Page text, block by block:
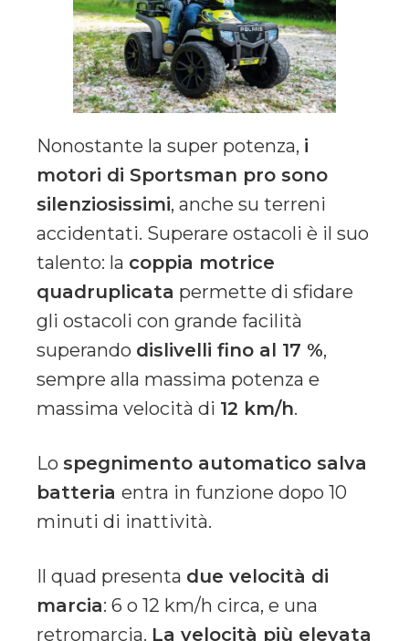
Nonostante la super potenza, i
motori di Sportsman pro sono
silenziosissimi, anche su terreni
accidentati. Superare ostacoli è il suo
talento: la coppia motrice
quadruplicata permette di sfidare
gli ostacoli con grande facilità
superando dislivelli fino al 17 %,
sempre alla massima potenza e
massima velocità di 12 km/h.
Lo spegnimento automatico salva
batteria entra in funzione dopo 10
minuti di inattività.
Il quad presenta due velocità di
marcia: 6 o 12 km/h circa, e una
retromarcia. La velocità più elevata